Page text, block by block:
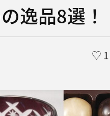
逸品8選！
♡ 1